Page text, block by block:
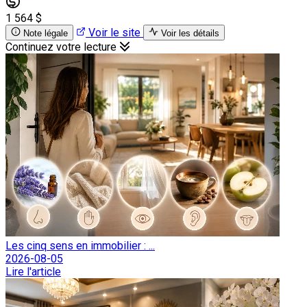
1 564 $
Note légale Voir le site Voir les détails
Continuez votre lecture
Les cinq sens en immobilier : ...
2026-08-05
Lire l'article